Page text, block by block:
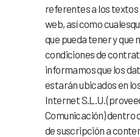
referentes a los textos
web, así como
que pueda tener y que
condiciones de
informamos que los
estarán ubicados en
Internet S.L.U.
Comunicación) dentro
de suscripción a